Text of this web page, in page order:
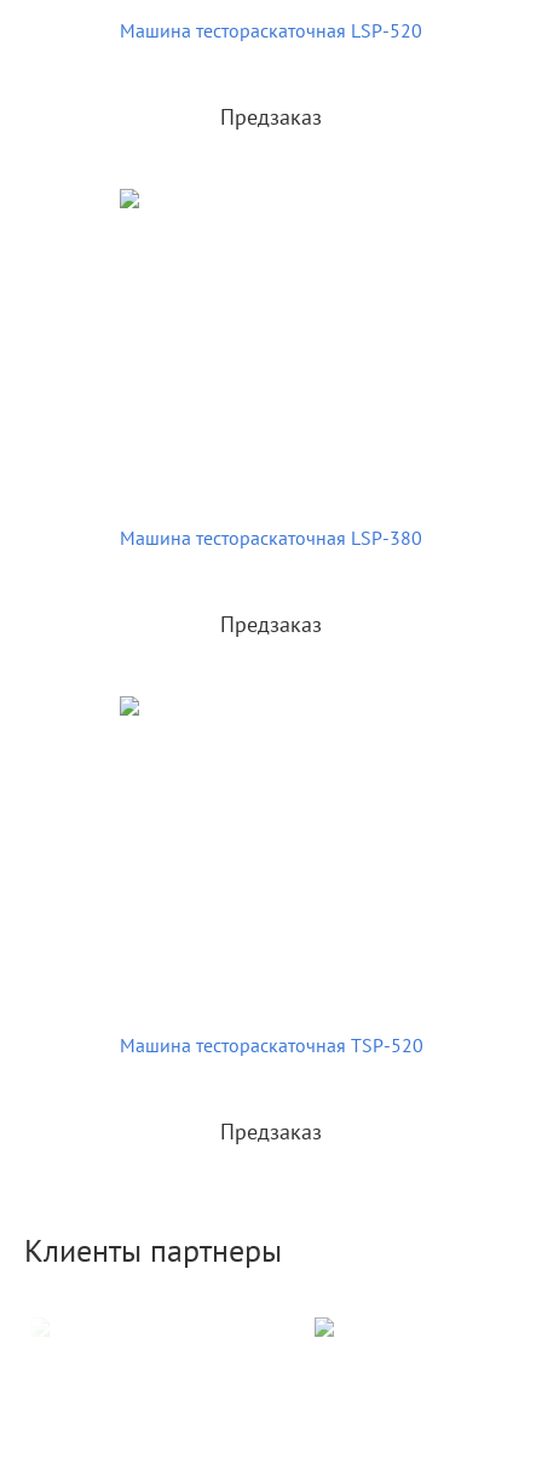
Машина тестораскаточная LSP-520
Предзаказ
Машина тестораскаточная LSP-380
Предзаказ
Машина тестораскаточная TSP-520
Предзаказ
Клиенты партнеры